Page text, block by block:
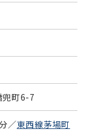
兜町6-7
／東西線茅場町